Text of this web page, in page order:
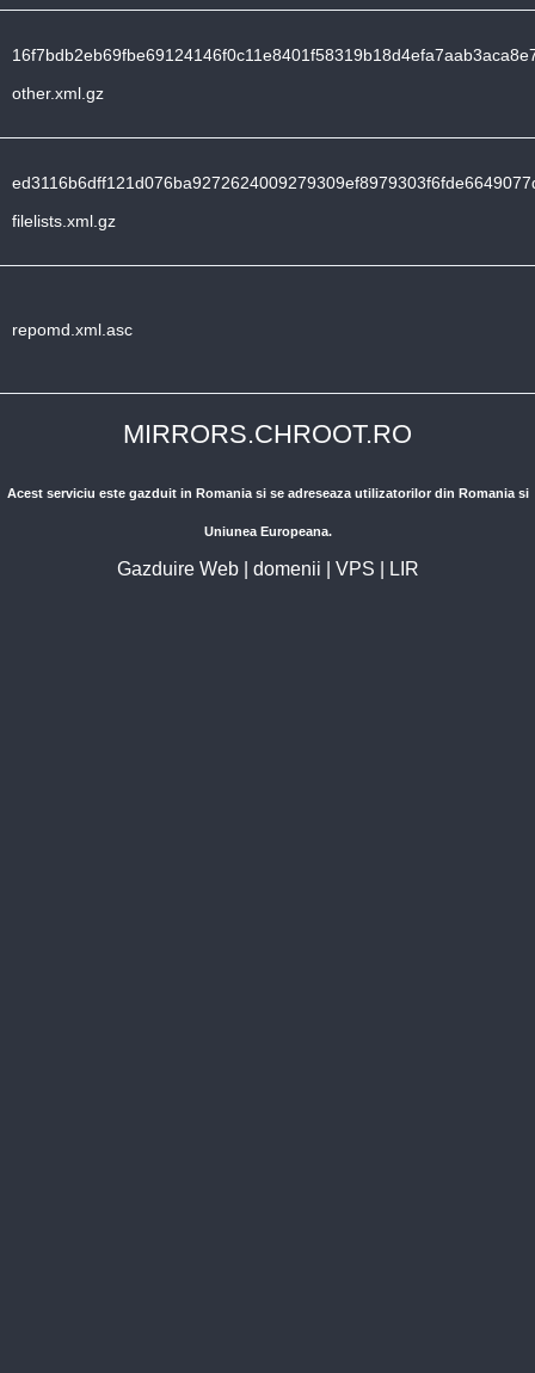
other.xml.gz
filelists.xml.gz
repomd.xml.asc
MIRRORS.CHROOT.RO
Acest serviciu este gazduit in Romania si se adreseaza utilizatorilor din Romania si
Uniunea Europeana.
Gazduire Web| domenii VPS LIR